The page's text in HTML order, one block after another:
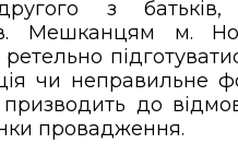
з батьків,
Мешканцям м.
чи неправильне
до
провадження.